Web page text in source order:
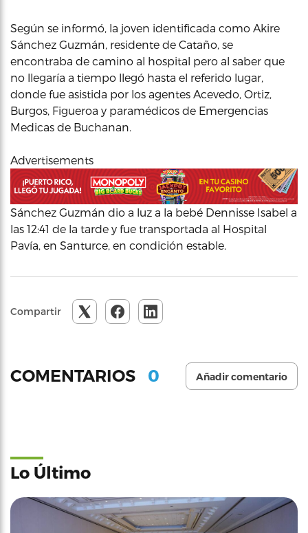
Según se informó, la joven identificada como Akire
Sánchez Guzmán, residente de Cataño, se
encontraba de camino al hospital pero al saber que
no llegaría a tiempo llegó hasta el referido lugar,
donde fue asistida por los agentes Acevedo, Ortiz,
Burgos, Figueroa y paramédicos de Emergencias
Medicas de Buchanan.
Advertisements
Sánchez Guzmán dio a luz a la bebé Dennisse Isabel a
las 12:41 de la tarde y fue transportada al Hospital
Pavía, en Santurce, en condición estable.
Compartir
COMENTARIOS 0 Añadir comentario
Lo Último